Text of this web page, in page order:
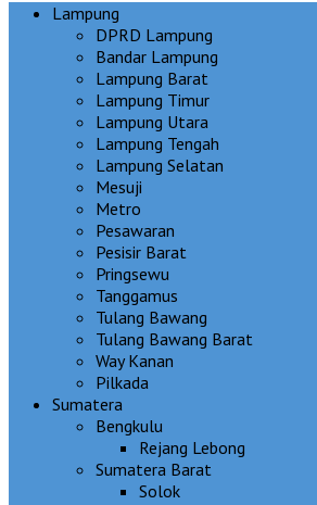
Lampung
DPRD Lampung
Bandar Lampung
Lampung Barat
Lampung Timur
Lampung Utara
Lampung Tengah
Lampung Selatan
Mesuji
Metro
Pesawaran
Pesisir Barat
Pringsewu
Tanggamus
Tulang Bawang
Tulang Bawang Barat
Way Kanan
Pilkada
Sumatera
Bengkulu
Rejang Lebong
Sumatera Barat
Solok